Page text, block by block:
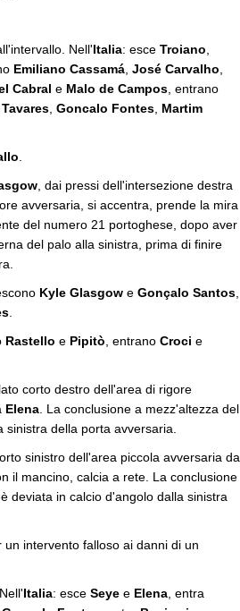
Nell'Italia: esce Troiano
Emiliano Cassamá José Carvalho
Cabral e Malo de Campos , entrano
Goncalo Fontes Martim
, dai pressi dell'intersezione destra
avversaria, si accentra, prende la mira
del numero 21 portoghese, dopo aver
del palo alla sinistra, prima di finire
Kyle Glasgow e Gonçalo Santos
Rastello e Pipitò , entrano Croci e
corto destro dell'area di rigore
Elena . La conclusione a mezz'altezza del
della porta avversaria.
sinistro dell'area piccola avversaria da
il mancino, calcia a rete. La conclusione
deviata in calcio d'angolo dalla sinistra
un intervento falloso ai danni di un
Italia: esce Seye e Elena , entra